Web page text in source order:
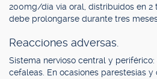
200mg/día vía oral, distribuidos en 2
debe prolongarse durante tres
Reacciones adversas.
Sistema nervioso central y periférico:
cefaleas. En ocasiones parestesias